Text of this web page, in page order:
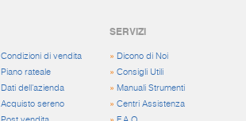
Condizioni di vendita
Piano rateale
Dati dell'azienda
Acquisto sereno
SERVIZI
» Dicono di Noi
»Consigli Utili
» Manuali Strumenti
»Centri Assistenza